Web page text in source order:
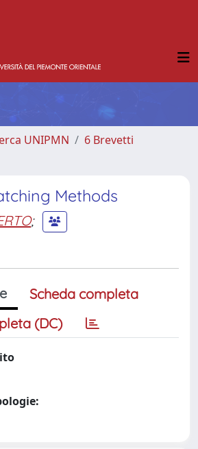
UNIPMN
6 Brevetti
Methods
;
Scheda completa
(DC)